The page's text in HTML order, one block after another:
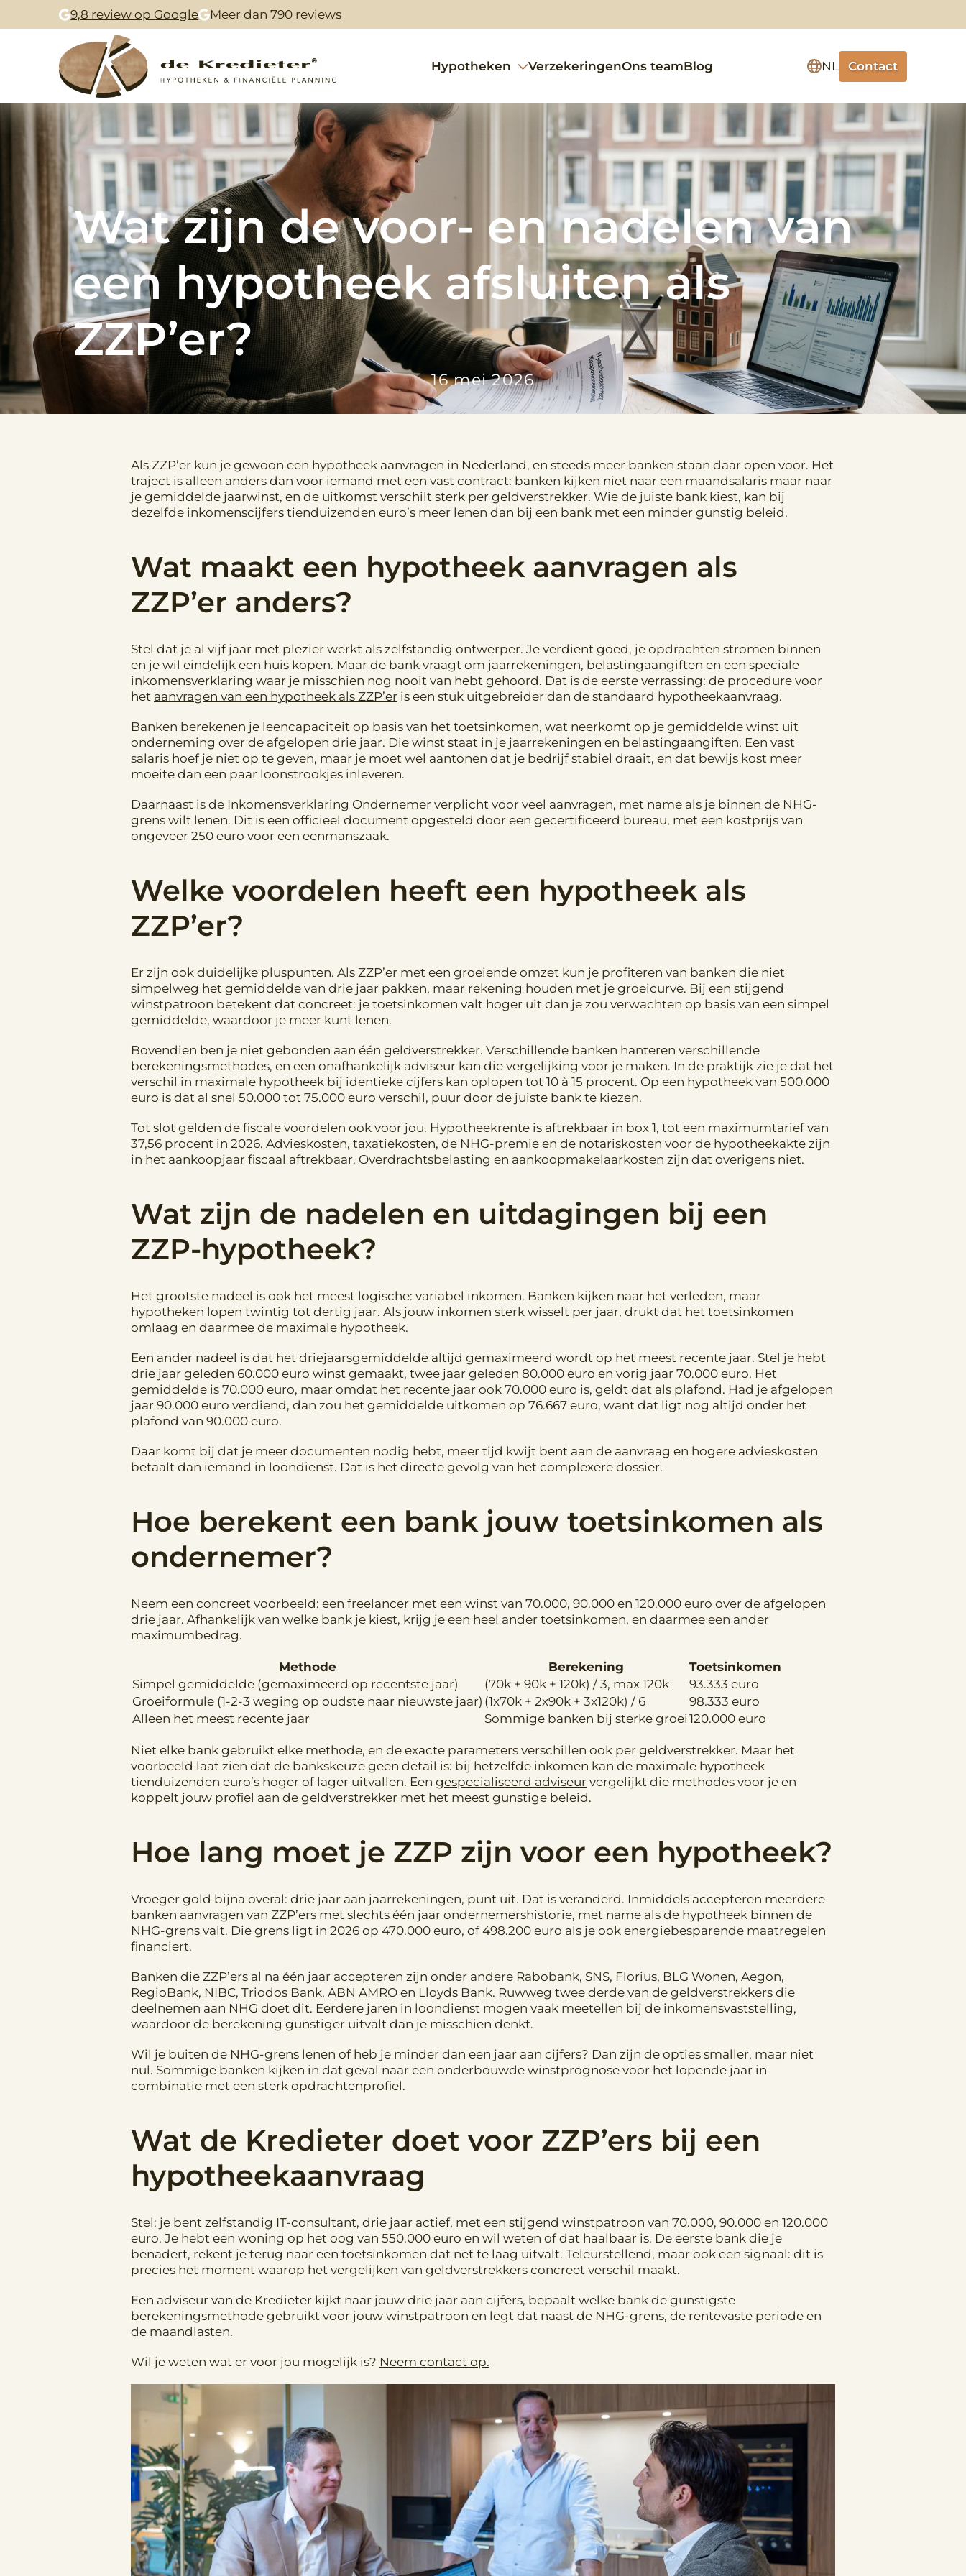
9,8 review op Google Meer dan 790 reviews
Hypotheken VerzekeringenOns teamBlog NL Contact
Wat zijn de voor- en nadelen van
een hypotheek afsluiten als
ZZP’er?
16 mei 2026
Als ZZP’er kun je gewoon een hypotheek aanvragen in Nederland, en steeds meer banken staan daar open voor. Het
traject is alleen anders dan voor iemand met een vast contract: banken kijken niet naar een maandsalaris maar naar
je gemiddelde jaarwinst, en de uitkomst verschilt sterk per geldverstrekker. Wie de juiste bank kiest, kan bij
dezelfde inkomenscijfers tienduizenden euro’s meer lenen dan bij een bank met een minder gunstig beleid.
Wat maakt een hypotheek aanvragen als
ZZP’er anders?
Stel dat je al vijf jaar met plezier werkt als zelfstandig ontwerper. Je verdient goed, je opdrachten stromen binnen
en je wil eindelijk een huis kopen. Maar de bank vraagt om jaarrekeningen, belastingaangiften en een speciale
inkomensverklaring waar je misschien nog nooit van hebt gehoord. Dat is de eerste verrassing: de procedure voor
het aanvragen van een hypotheek als ZZP’er is een stuk uitgebreider dan de standaard hypotheekaanvraag.
Banken berekenen je leencapaciteit op basis van het toetsinkomen, wat neerkomt op je gemiddelde winst uit
onderneming over de afgelopen drie jaar. Die winst staat in je jaarrekeningen en belastingaangiften. Een vast
salaris hoef je niet op te geven, maar je moet wel aantonen dat je bedrijf stabiel draait, en dat bewijs kost meer
moeite dan een paar loonstrookjes inleveren.
Daarnaast is de Inkomensverklaring Ondernemer verplicht voor veel aanvragen, met name als je binnen de NHG-
grens wilt lenen. Dit is een officieel document opgesteld door een gecertificeerd bureau, met een kostprijs van
ongeveer 250 euro voor een eenmanszaak.
Welke voordelen heeft een hypotheek als
ZZP’er?
Er zijn ook duidelijke pluspunten. Als ZZP’er met een groeiende omzet kun je profiteren van banken die niet
simpelweg het gemiddelde van drie jaar pakken, maar rekening houden met je groeicurve. Bij een stijgend
winstpatroon betekent dat concreet: je toetsinkomen valt hoger uit dan je zou verwachten op basis van een simpel
gemiddelde, waardoor je meer kunt lenen.
Bovendien ben je niet gebonden aan één geldverstrekker. Verschillende banken hanteren verschillende
berekeningsmethodes, en een onafhankelijk adviseur kan die vergelijking voor je maken. In de praktijk zie je dat het
verschil in maximale hypotheek bij identieke cijfers kan oplopen tot 10 à 15 procent. Op een hypotheek van 500.000
euro is dat al snel 50.000 tot 75.000 euro verschil, puur door de juiste bank te kiezen.
Tot slot gelden de fiscale voordelen ook voor jou. Hypotheekrente is aftrekbaar in box 1, tot een maximumtarief van
37,56 procent in 2026. Advieskosten, taxatiekosten, de NHG-premie en de notariskosten voor de hypotheekakte zijn
in het aankoopjaar fiscaal aftrekbaar. Overdrachtsbelasting en aankoopmakelaarkosten zijn dat overigens niet.
Wat zijn de nadelen en uitdagingen bij een
ZZP-hypotheek?
Het grootste nadeel is ook het meest logische: variabel inkomen. Banken kijken naar het verleden, maar
hypotheken lopen twintig tot dertig jaar. Als jouw inkomen sterk wisselt per jaar, drukt dat het toetsinkomen
omlaag en daarmee de maximale hypotheek.
Een ander nadeel is dat het driejaarsgemiddelde altijd gemaximeerd wordt op het meest recente jaar. Stel je hebt
drie jaar geleden 60.000 euro winst gemaakt, twee jaar geleden 80.000 euro en vorig jaar 70.000 euro. Het
gemiddelde is 70.000 euro, maar omdat het recente jaar ook 70.000 euro is, geldt dat als plafond. Had je afgelopen
jaar 90.000 euro verdiend, dan zou het gemiddelde uitkomen op 76.667 euro, want dat ligt nog altijd onder het
plafond van 90.000 euro.
Daar komt bij dat je meer documenten nodig hebt, meer tijd kwijt bent aan de aanvraag en hogere advieskosten
betaalt dan iemand in loondienst. Dat is het directe gevolg van het complexere dossier.
Hoe berekent een bank jouw toetsinkomen als
ondernemer?
Neem een concreet voorbeeld: een freelancer met een winst van 70.000, 90.000 en 120.000 euro over de afgelopen
drie jaar. Afhankelijk van welke bank je kiest, krijg je een heel ander toetsinkomen, en daarmee een ander
maximumbedrag.
Methode Berekening
Toetsinkomen
Simpel gemiddelde (gemaximeerd op recentste jaar)
(70k + 90k + 120k) / 3, max 120k
93.333 euro
Groeiformule (1-2-3 weging op oudste naar nieuwste jaar) (1x70k + 2x90k + 3x120k) / 6
98.333 euro
Alleen het meest recente jaar
Sommige banken bij sterke groei 120.000 euro
Niet elke bank gebruikt elke methode, en de exacte parameters verschillen ook per geldverstrekker. Maar het
voorbeeld laat zien dat de bankskeuze geen detail is: bij hetzelfde inkomen kan de maximale hypotheek
tienduizenden euro’s hoger of lager uitvallen. Een gespecialiseerd adviseur vergelijkt die methodes voor je en
koppelt jouw profiel aan de geldverstrekker met het meest gunstige beleid.
Hoe lang moet je ZZP zijn voor een hypotheek?
Vroeger gold bijna overal: drie jaar aan jaarrekeningen, punt uit. Dat is veranderd. Inmiddels accepteren meerdere
banken aanvragen van ZZP’ers met slechts één jaar ondernemershistorie, met name als de hypotheek binnen de
NHG-grens valt. Die grens ligt in 2026 op 470.000 euro, of 498.200 euro als je ook energiebesparende maatregelen
financiert.
Banken die ZZP’ers al na één jaar accepteren zijn onder andere Rabobank, SNS, Florius, BLG Wonen, Aegon,
RegioBank, NIBC, Triodos Bank, ABN AMRO en Lloyds Bank. Ruwweg twee derde van de geldverstrekkers die
deelnemen aan NHG doet dit. Eerdere jaren in loondienst mogen vaak meetellen bij de inkomensvaststelling,
waardoor de berekening gunstiger uitvalt dan je misschien denkt.
Wil je buiten de NHG-grens lenen of heb je minder dan een jaar aan cijfers? Dan zijn de opties smaller, maar niet
nul. Sommige banken kijken in dat geval naar een onderbouwde winstprognose voor het lopende jaar in
combinatie met een sterk opdrachtenprofiel.
Wat de Kredieter doet voor ZZP’ers bij een
hypotheekaanvraag
Stel: je bent zelfstandig IT-consultant, drie jaar actief, met een stijgend winstpatroon van 70.000, 90.000 en 120.000
euro. Je hebt een woning op het oog van 550.000 euro en wil weten of dat haalbaar is. De eerste bank die je
benadert, rekent je terug naar een toetsinkomen dat net te laag uitvalt. Teleurstellend, maar ook een signaal: dit is
precies het moment waarop het vergelijken van geldverstrekkers concreet verschil maakt.
Een adviseur van de Kredieter kijkt naar jouw drie jaar aan cijfers, bepaalt welke bank de gunstigste
berekeningsmethode gebruikt voor jouw winstpatroon en legt dat naast de NHG-grens, de rentevaste periode en
de maandlasten.
Wil je weten wat er voor jou mogelijk is? Neem contact op.